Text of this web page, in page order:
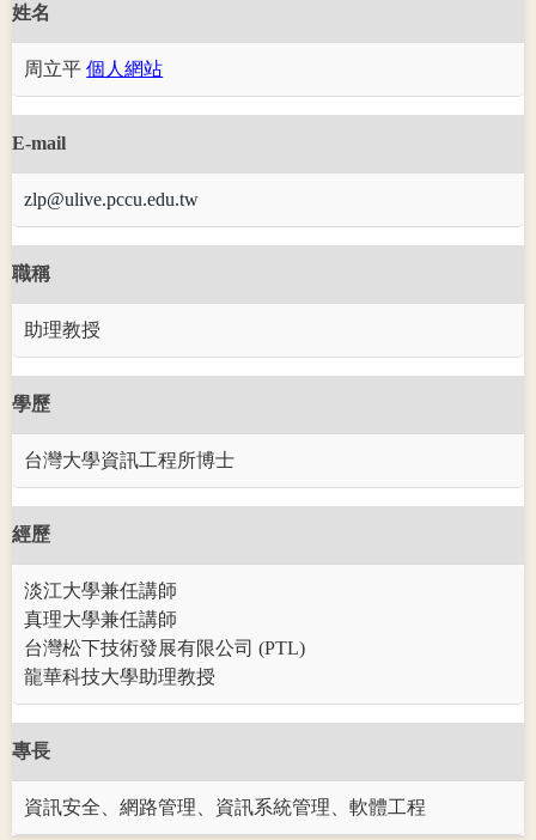
姓名
周立平個人網站
E-mail
zlp@ulive.pccu.edu.tw
職稱
助理教授
學歷
台灣大學資訊工程所博士
經歷
淡江大學兼任講師
真理大學兼任講師
台灣松下技術發展有限公司 (PTL)
龍華科技大學助理教授
專長
資訊安全、網路管理、資訊系統管理、軟體工程